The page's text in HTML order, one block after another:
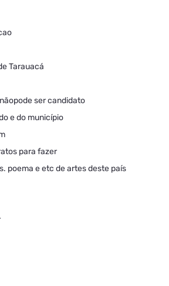
Tarauacá
ser candidato
e do município
para fazer
poema e etc de artes deste país